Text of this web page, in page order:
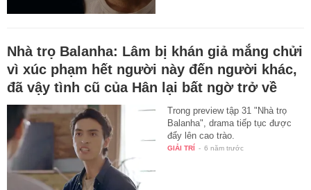
Nhà trọ Balanha: Lâm bị khán giả mắng chửi
vì xúc phạm hết người này đến người khác,
đã vậy tình cũ của Hân lại bất ngờ trở về
Trong preview tập 31 "Nhà trọ
Balanha", drama tiếp tục được
đẩy lên cao trào.
GIẢI TRÍ - 6 năm trước